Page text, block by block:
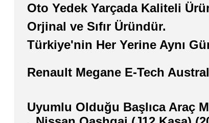
Oto Yedek Yarçada Kaliteli
Orjinal ve Sıfır Üründür.
Türkiye'nin Her Yerine Aynı
Renault Megane E-Tech
Uyumlu Olduğu Başlıca Araç